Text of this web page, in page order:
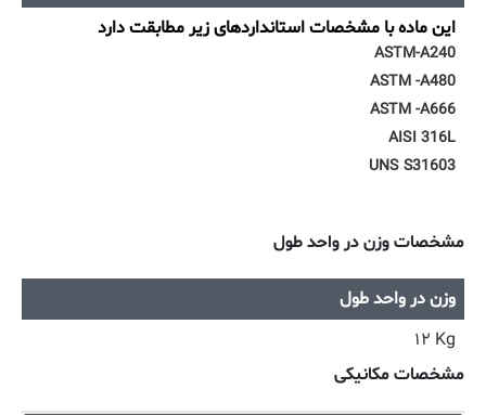
این ماده با مشخصات استانداردهای زیر مطابقت دارد
ASTM-A240
ASTM -A480
ASTM -A666
AISI 316L
UNS S31603
مشخصات وزن در واحد طول
وزن در واحد طول
۱۲ Kg
مشخصات مکانیکی